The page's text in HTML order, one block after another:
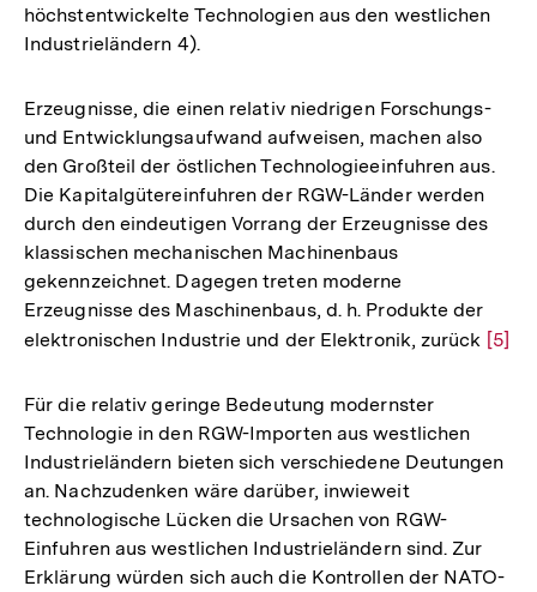
der
Fußnote
höchstentwickelte Technologien aus den westlichen
Industrieländern 4).
Erzeugnisse, die einen relativ niedrigen Forschungs-
und Entwicklungsaufwand aufweisen, machen also
den Großteil der östlichen Technologieeinfuhren aus.
Die Kapitalgütereinfuhren der RGW-Länder werden
durch den eindeutigen Vorrang der Erzeugnisse des
klassischen mechanischen Machinenbaus
gekennzeichnet. Dagegen treten moderne
Erzeugnisse des Maschinenbaus, d. h. Produkte der
elektronischen Industrie und der Elektronik, zurück Zur
[5]
Für die relativ geringe Bedeutung modernster
Technologie in den RGW-Importen aus westlichen
Industrieländern bieten sich verschiedene Deutungen
an. Nachzudenken wäre darüber, inwieweit
technologische Lücken die Ursachen von RGW-
Einfuhren aus westlichen Industrieländern sind. Zur
Erklärung würden sich auch die Kontrollen der NATO-